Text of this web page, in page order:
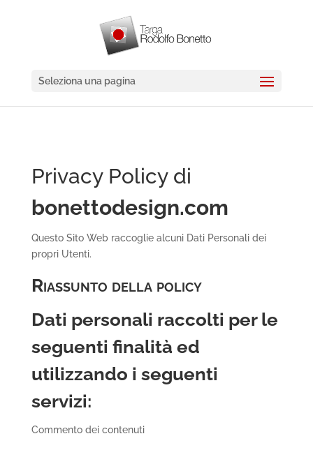
Seleziona una pagina
Privacy Policy di
bonettodesign.com
Questo Sito Web raccoglie alcuni Dati Personali dei
propri Utenti.
Riassunto della policy
Dati personali raccolti per le
seguenti finalità ed
utilizzando i seguenti
servizi:
Commento dei contenuti